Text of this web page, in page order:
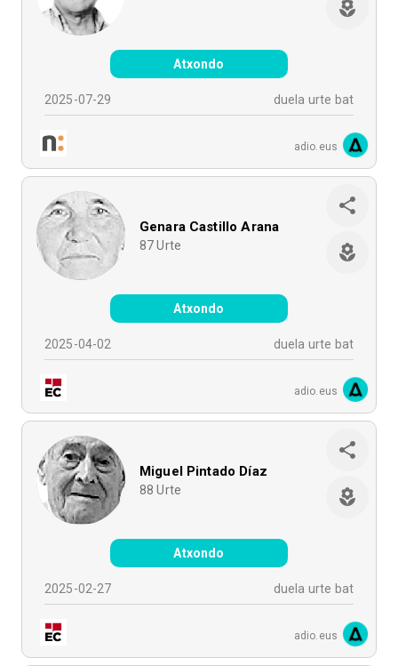
Atxondo
2025-07-29 duela urte bat
adio.eus
Genara Castillo Arana
87 Urte
Atxondo
2025-04-02 duela urte bat
adio.eus
Miguel Pintado Díaz
88 Urte
Atxondo
2025-02-27 duela urte bat
adio.eus